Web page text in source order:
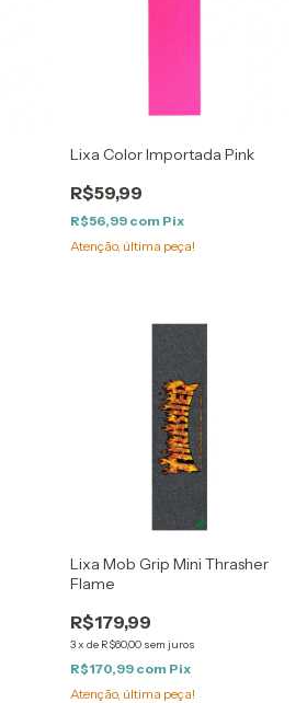
Lixa Color Importada Pink
R$59,99
R$56,99 com Pix
Atenção, última peça!
Lixa Mob Grip Mini Thrasher
Flame
R$179,99
3x de R$60,00 sem juros
R$170,99 com Pix
Atenção, última peça!